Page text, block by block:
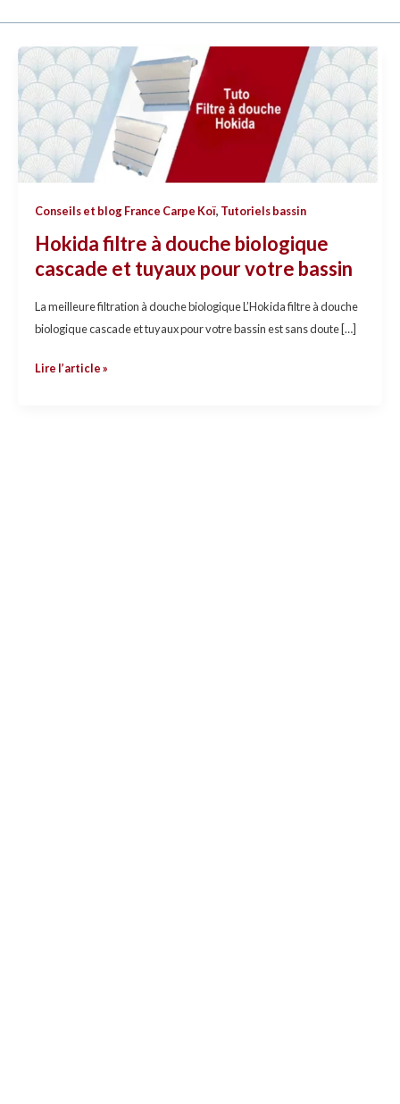
Conseils et blog France Carpe Koï, Tutoriels bassin
Hokida filtre à douche biologique
cascade et tuyaux pour votre bassin
La meilleure filtration à douche biologique L’Hokida filtre à douche
biologique cascade et tuyaux pour votre bassin est sans doute […]
Hokida
filtre
à
douche
biologique
cascade
tuyaux
pour
bassin
Lire l’article »